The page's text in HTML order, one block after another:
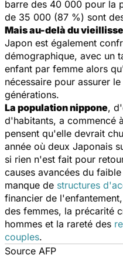
barre des 40 000 pour la
de 35 000 (87 %) sont
Mais au-delà du
Japon est également
démographique, avec un
enfant par femme alors
nécessaire pour assurer
générations.
La population nippone,
d'habitants, a commencé
pensent qu'elle devrait
année où deux Japonais
si rien n'est fait pour
causes avancées du
manque de structures
financier de
des femmes, la précarité
hommes et la rareté des
couples.
Source AFP